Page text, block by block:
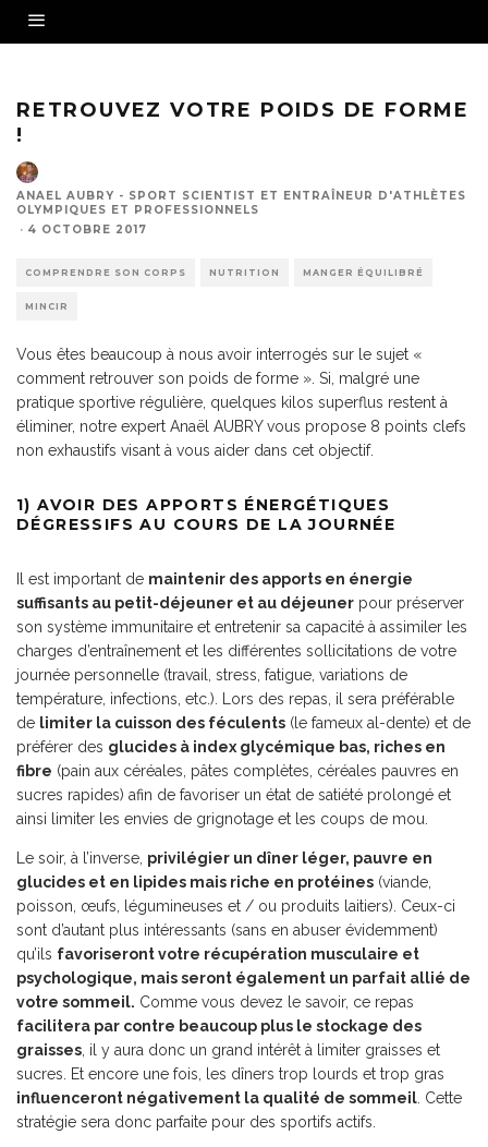
RETROUVEZ VOTRE POIDS DE FORME
!
ANAEL AUBRY - SPORT SCIENTIST ET ENTRAÎNEUR D'ATHLÈTES
OLYMPIQUES ET PROFESSIONNELS
· 4 OCTOBRE 2017
COMPRENDRE SON CORPS NUTRITION MANGER ÉQUILIBRÉ
MINCIR
Vous êtes beaucoup à nous avoir interrogés sur le sujet «
comment retrouver son poids de forme ». Si, malgré une
pratique sportive régulière, quelques kilos superflus restent à
éliminer, notre expert Anaël AUBRY vous propose 8 points clefs
non exhaustifs visant à vous aider dans cet objectif.
1) AVOIR DES APPORTS ÉNERGÉTIQUES
DÉGRESSIFS AU COURS DE LA JOURNÉE
Il est important de maintenir des apports en énergie
suffisants au petit-déjeuner et au déjeuner pour préserver
son système immunitaire et entretenir sa capacité à assimiler les
charges d’entraînement et les différentes sollicitations de votre
journée personnelle (travail, stress, fatigue, variations de
température, infections, etc.). Lors des repas, il sera préférable
de limiter la cuisson des féculents (le fameux al-dente) et de
préférer des glucides à index glycémique bas, riches en
fibre (pain aux céréales, pâtes complètes, céréales pauvres en
sucres rapides) afin de favoriser un état de satiété prolongé et
ainsi limiter les envies de grignotage et les coups de mou.
Le soir, à l’inverse, privilégier un dîner léger, pauvre en
glucides et en lipides mais riche en protéines (viande,
poisson, œufs, légumineuses et / ou produits laitiers). Ceux-ci
sont d’autant plus intéressants (sans en abuser évidemment)
qu’ils favoriseront votre récupération musculaire et
psychologique, mais seront également un parfait allié de
votre sommeil. Comme vous devez le savoir, ce repas
facilitera par contre beaucoup plus le stockage des
graisses , il y aura donc un grand intérêt à limiter graisses et
sucres. Et encore une fois, les dîners trop lourds et trop gras
influenceront négativement la qualité de sommeil . Cette
stratégie sera donc parfaite pour des sportifs actifs.